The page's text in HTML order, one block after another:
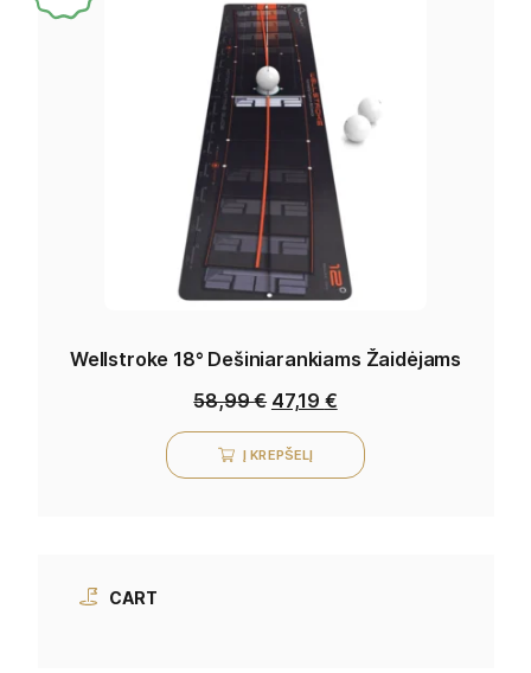
Wellstroke 18° Dešiniarankiams Žaidėjams
58,99€ 47,19 €
Į KREPŠELĮ
CART